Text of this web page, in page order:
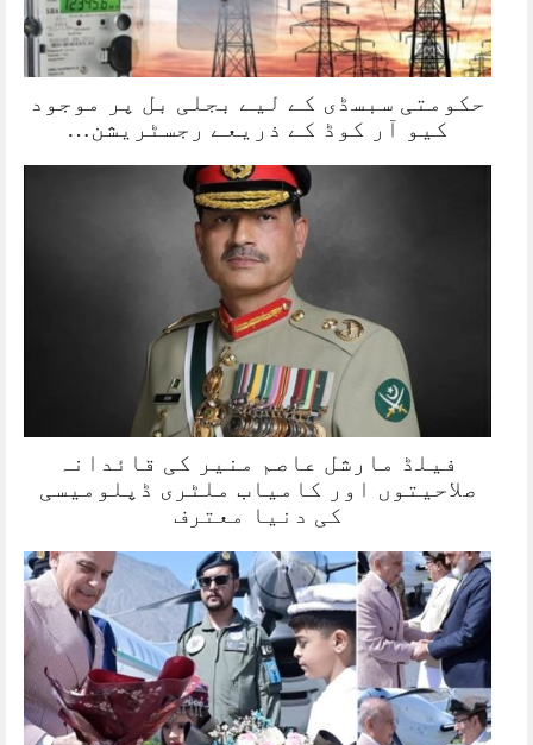
حکومتی سبسڈی کے لیے بجلی بل پر موجود
کیو آر کوڈ کے ذریعے رجسٹریشن…
فیلڈ مارشل عاصم منیر کی قائدانہ
صلاحیتوں اور کامیاب ملٹری ڈپلومیسی
کی دنیا معترف